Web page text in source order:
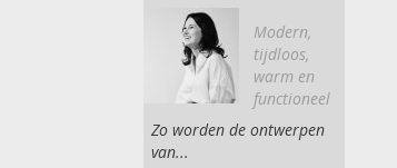
Modern,
tijdloos,
warm en
functioneel
Zo worden de ontwerpen
van...